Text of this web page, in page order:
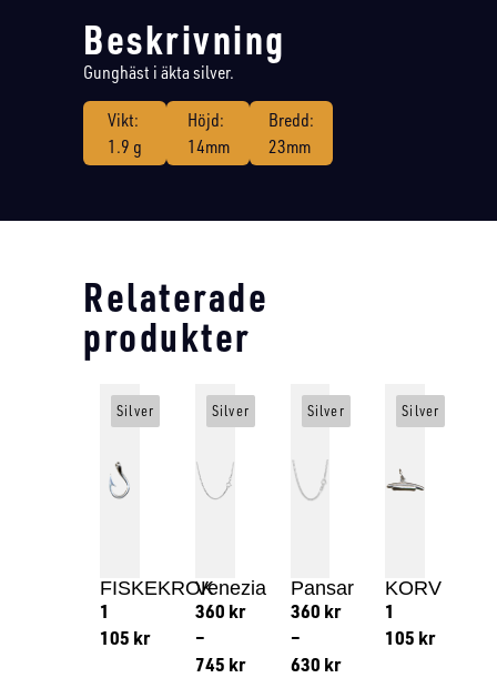
Beskrivning
Gunghäst i äkta silver.
Vikt:
1.9 g
Höjd:
14mm
Bredd:
23mm
Relaterade
produkter
FISKEKROK
1
105 kr
Silver
Venezia
360 kr
–
745 kr
Silver
Pansar
360 kr
–
630 kr
Silver
KORV
1
105 kr
Silver